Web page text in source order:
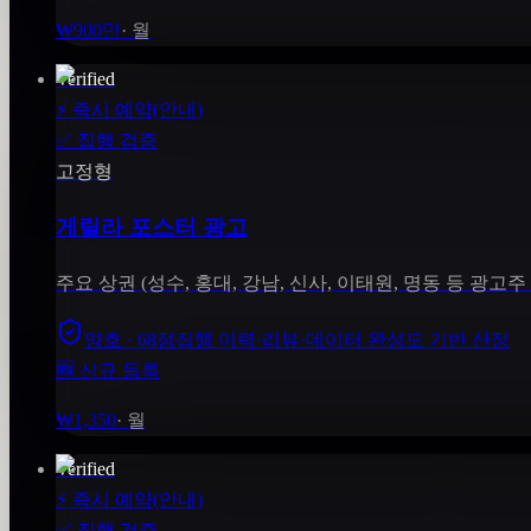
₩900만· 월
Verified
⚡ 즉시 예약(안내)
✅ 집행 검증
고정형
게릴라 포스터 광고
주요 상권 (성수, 홍대, 강남, 신사, 이태원, 명동 등 광고주
양호 · 68점집행 이력·리뷰·데이터 완성도 기반 산정
🆕 신규 등록
₩1,350· 월
Verified
⚡ 즉시 예약(안내)